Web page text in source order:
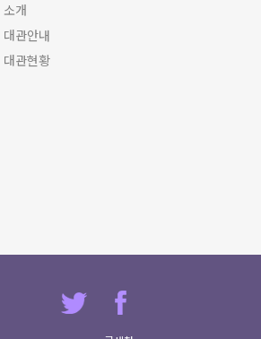
소개
대관안내
대관현황